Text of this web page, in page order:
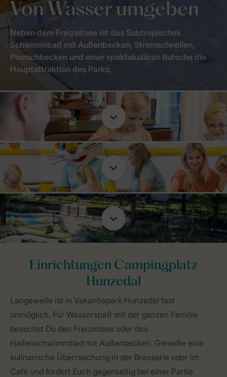
Von Wasser umgeben
Neben dem Freizeitsee ist das Subtropisches
Schwimmbad mit Außenbecken, Stromschnellen,
Planschbecken und einer spektakulären Rutsche die
Hauptattraktion des Parks.
Einrichtungen Campingplatz
Hunzedal
Langeweile ist in Vakantiepark Hunzedal fast
unmöglich. Für Wasserspaß mit der ganzen Familie
besuchst Du den Freizeitsee oder das
Hallenschwimmbad mit Außenbecken. Genieße eine
kulinarische Überraschung in der Brasserie oder im
Café und fordert Euch gegenseitig bei einer Partie